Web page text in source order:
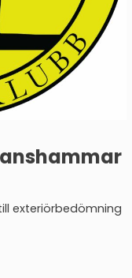
exteriörbedömning